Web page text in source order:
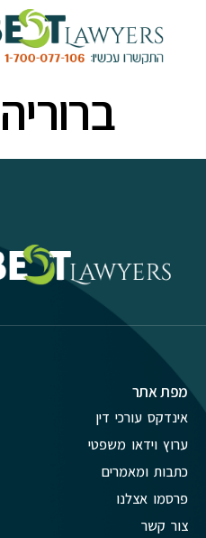
ברוריה
מפת אתר
אינדקס עורכי דין
ערוץ וידאו משפטי
כתבות ומאמרים
פרסמו אצלנו
צור קשר